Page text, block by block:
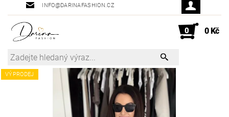
INFO@DARINAFASHION.CZ
0 0 Kč
VÝPRODEJ